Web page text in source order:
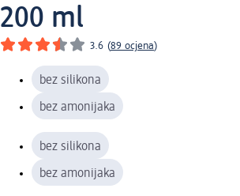
200 ml
3.6 (89 ocjena)
bez silikona
bez amonijaka
bez silikona
bez amonijaka